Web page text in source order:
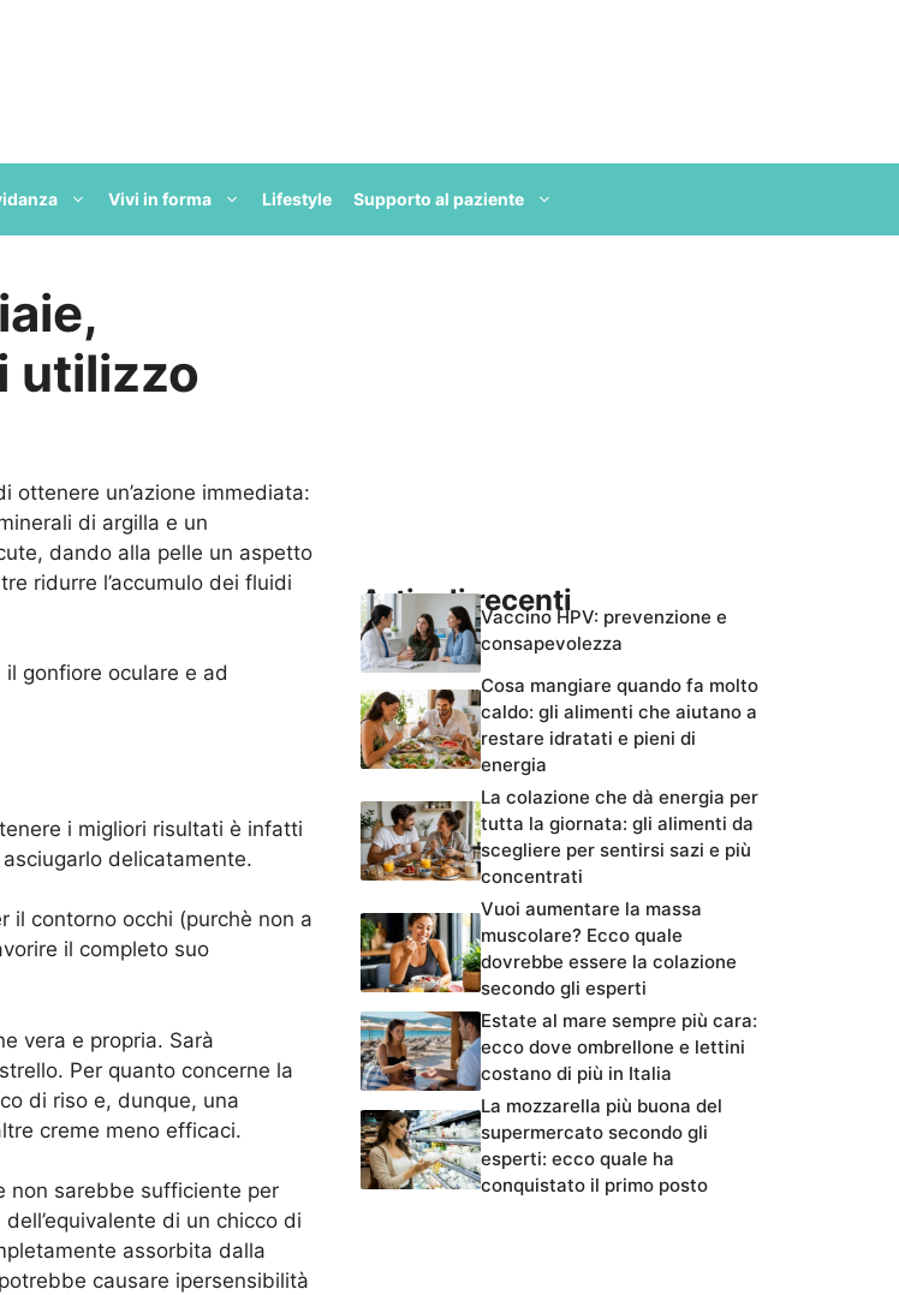
Vivi in forma Lifestyle Supporto al paziente
utilizzo
ottenere un’azione immediata:
di argilla e un
dando alla pelle un aspetto
ridurre l’accumulo dei fluidi
gonfiore oculare e ad
i migliori risultati è infatti
delicatamente.
il contorno occhi (purchè non a
il completo suo
vera e propria. Sarà
Per quanto concerne la
di riso e, dunque, una
creme meno efficaci.
non sarebbe sufficiente per
di un chicco di
assorbita dalla
causare ipersensibilità
Articoli recentiVaccino HPV: prevenzione e
consapevolezza
Cosa mangiare quando fa molto
caldo: gli alimenti che aiutano a
restare idratati e pieni di
energia
La colazione che dà energia per
tutta la giornata: gli alimenti da
scegliere per sentirsi sazi e più
concentrati
Vuoi aumentare la massa
muscolare? Ecco quale
dovrebbe essere la colazione
secondo gli esperti
Estate al mare sempre più cara:
ecco dove ombrellone e lettini
costano di più in Italia
La mozzarella più buona del
supermercato secondo gli
esperti: ecco quale ha
conquistato il primo posto